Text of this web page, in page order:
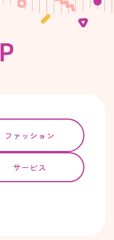
P
ファッション
サービス